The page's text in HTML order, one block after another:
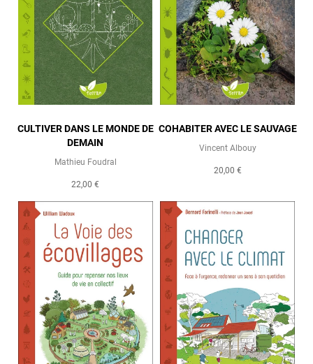
CULTIVER DANS LE MONDE DE
DEMAIN
Mathieu Foudral
22,00 €
COHABITER AVEC LE SAUVAGE
Vincent Albouy
20,00 €